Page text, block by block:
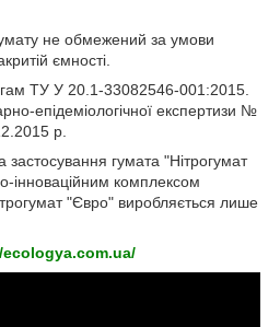
не обмежений за умови
ємності.
ТУ У 20.1-33082546-001:2015.
епідеміологічної експертизи №
р.
застосування гумата "Нітрогумат
інноваційним комплексом
"Євро" виробляється лише